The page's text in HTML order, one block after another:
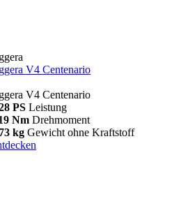
V4 Centenario
V4 Centenario
PS Leistung
Nm Drehmoment
kg Gewicht ohne Kraftstoff